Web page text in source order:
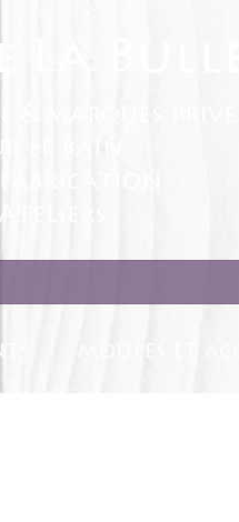
La Bulle
marques
le bain